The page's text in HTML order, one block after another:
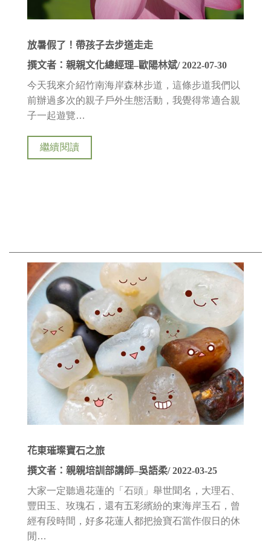
放暑假了！帶孩子去步道走走
撰文者：親親文化總經理–歐陽林斌/ 2022-07-30
今天我來介紹竹南海岸森林步道，這條步道我們以
前辦過多次的親子戶外生態活動，我覺得常適合親
子一起遊覽…
繼續閱讀
花東璀璨寶石之旅
撰文者：親親培訓部講師–吳語柔/ 2022-03-25
大家一定聽過花蓮的「石頭」舉世聞名，大理石、
豐田玉、玫瑰石，還有五彩繽紛的東海岸玉石，曾
經有段時間，好多花蓮人都把撿寶石當作假日的休
閒…